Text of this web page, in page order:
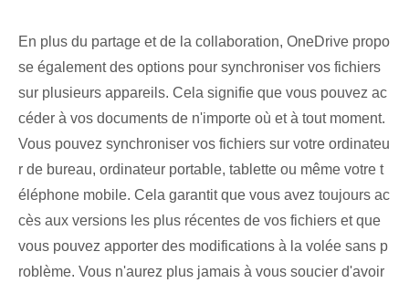
En plus du partage et de la collaboration, OneDrive propo
se également des options pour synchroniser vos fichiers
sur plusieurs appareils. Cela signifie que vous pouvez ac
céder à vos documents de n'importe où et à tout moment.
Vous pouvez synchroniser vos fichiers sur votre ordinateu
r de bureau, ordinateur portable, tablette ou même votre t
éléphone mobile. Cela garantit que vous avez toujours ac
cès aux versions les plus récentes de vos fichiers et que
vous pouvez apporter des modifications à la volée sans p
roblème. Vous n'aurez plus jamais à vous soucier d'avoir